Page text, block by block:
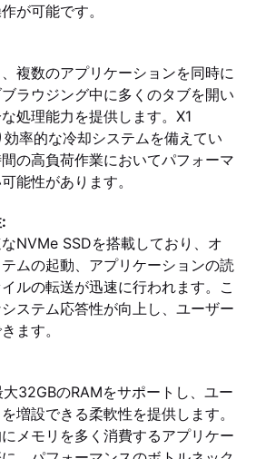
が可能です。
複数のアプリケーションを同時に
ラウジング中に多くのタブを開い
処理能力を提供します。X1
率的な冷却システムを備えてい
の高負荷作業においてパフォーマ
能性があります。
NVMe SSDを搭載しており、オ
ムの起動、アプリケーションの読
ルの転送が迅速に行われます。こ
ステム応答性が向上し、ユーザー
ます。
32GBのRAMをサポートし、ユー
増設できる柔軟性を提供します。
メモリを多く消費するアプリケー